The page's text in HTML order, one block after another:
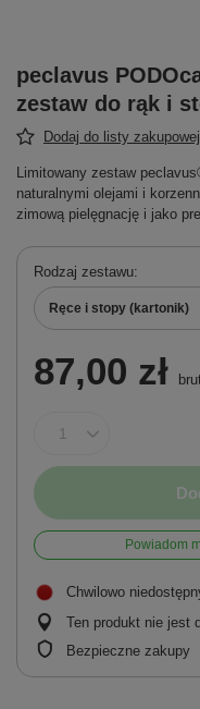
peclavus
zestaw do rąk i
Dodaj do listy zakupowej
Limitowany zestaw
naturalnymi olejami i
zimową pielęgnację i jako
Rodzaj zestawu
Ręce i stopy (kartonik)
87,00 zł
Powiadom
Chwilowo
Ten produkt nie jest
Bezpieczne zakupy